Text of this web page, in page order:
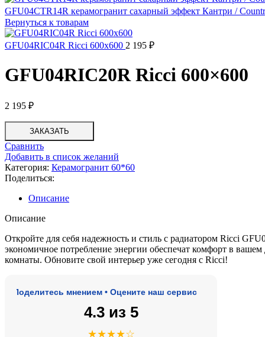
GFU04CTR14R керамогранит сахарный эффект Кантри /
Вернуться к товарам
GFU04RIC04R Ricci 600x600 2 195 ₽
GFU04RIC20R Ricci 600×600
2 195 ₽
ЗАКАЗАТЬ
Сравнить
Добавить в список желаний
Категория: Керамогранит 60*60
Поделиться:
Описание
Описание
Откройте для себя надежность и стиль с радиатором Ricci
экономичное потребление энергии обеспечат комфорт в
комнаты. Обновите свой интерьер уже сегодня с Ricci!
мнением • Оцените наш сервис
4.3 из 5
★★★★☆
★★★★★